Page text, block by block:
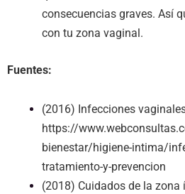
consecuencias graves. Así
con tu zona vaginal.
Fuentes:
(2016) Infecciones
https://
bienestar/higiene-intima/
tratamiento-y-prevencion
(2018) Cuidados de la